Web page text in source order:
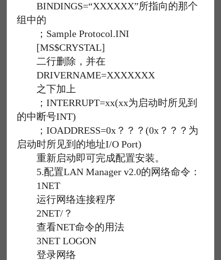
BINDINGS=“XXXXXX”所指向的那个
组中的
；Sample Protocol.INI
[MS$CRYSTAL]
二行删除，并在
DRIVERNAME=XXXXXXX
之下加上
；INTERRUPT=xx(xx为启动时所见到
的中断号INT)
；IOADDRESS=0x？？？(0x？？？为
启动时所见到的地址I/O Port)
重新启动即可完成配置安装。
5.配置LAN Manager v2.0的网络命令：
1NET
运行网络连接程序
2NET/？
查看NET命令的用法
3NET LOGON
登录网络